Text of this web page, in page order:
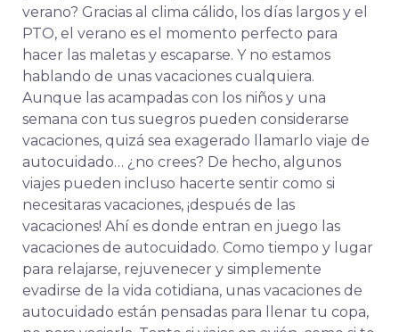
verano? Gracias al clima cálido, los días largos y el
PTO, el verano es el momento perfecto para
hacer las maletas y escaparse. Y no estamos
hablando de unas vacaciones cualquiera.
Aunque las acampadas con los niños y una
semana con tus suegros pueden considerarse
vacaciones, quizá sea exagerado llamarlo viaje de
autocuidado… ¿no crees? De hecho, algunos
viajes pueden incluso hacerte sentir como si
necesitaras vacaciones, ¡después de las
vacaciones! Ahí es donde entran en juego las
vacaciones de autocuidado. Como tiempo y lugar
para relajarse, rejuvenecer y simplemente
evadirse de la vida cotidiana, unas vacaciones de
autocuidado están pensadas para llenar tu copa,